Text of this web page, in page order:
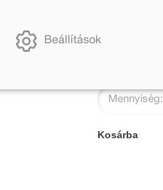
igénybe.
Mennyiség:
Kosárba
Beállítások